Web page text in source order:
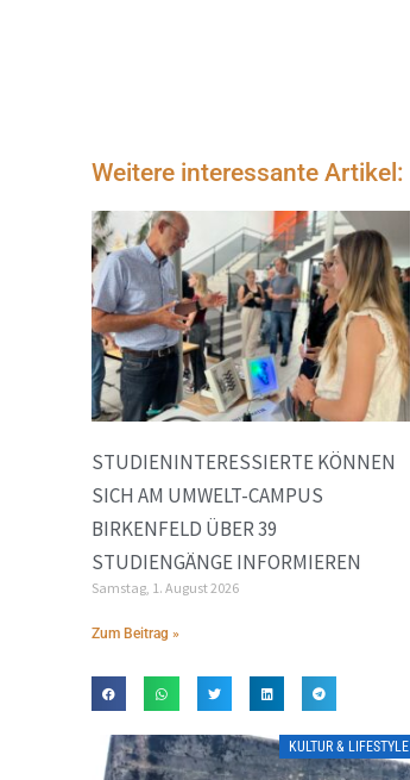
Weitere interessante Artikel:
STUDIENINTERESSIERTE KÖNNEN
SICH AM UMWELT-CAMPUS
BIRKENFELD ÜBER 39
STUDIENGÄNGE INFORMIEREN
Samstag, 1. August 2026
Zum Beitrag »
KULTUR & LIFESTYLE